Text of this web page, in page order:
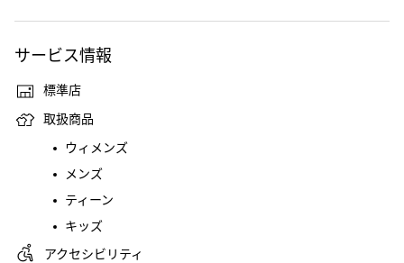
サービス情報
標準店
取扱商品
ウィメンズ
メンズ
ティーン
キッズ
アクセシビリティ